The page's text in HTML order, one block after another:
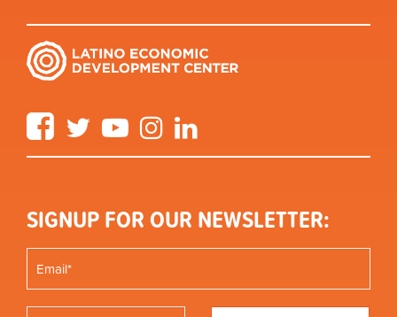
FacebookTwitter YouTube Instagram
SIGNUP FOR OUR NEWSLETTER: